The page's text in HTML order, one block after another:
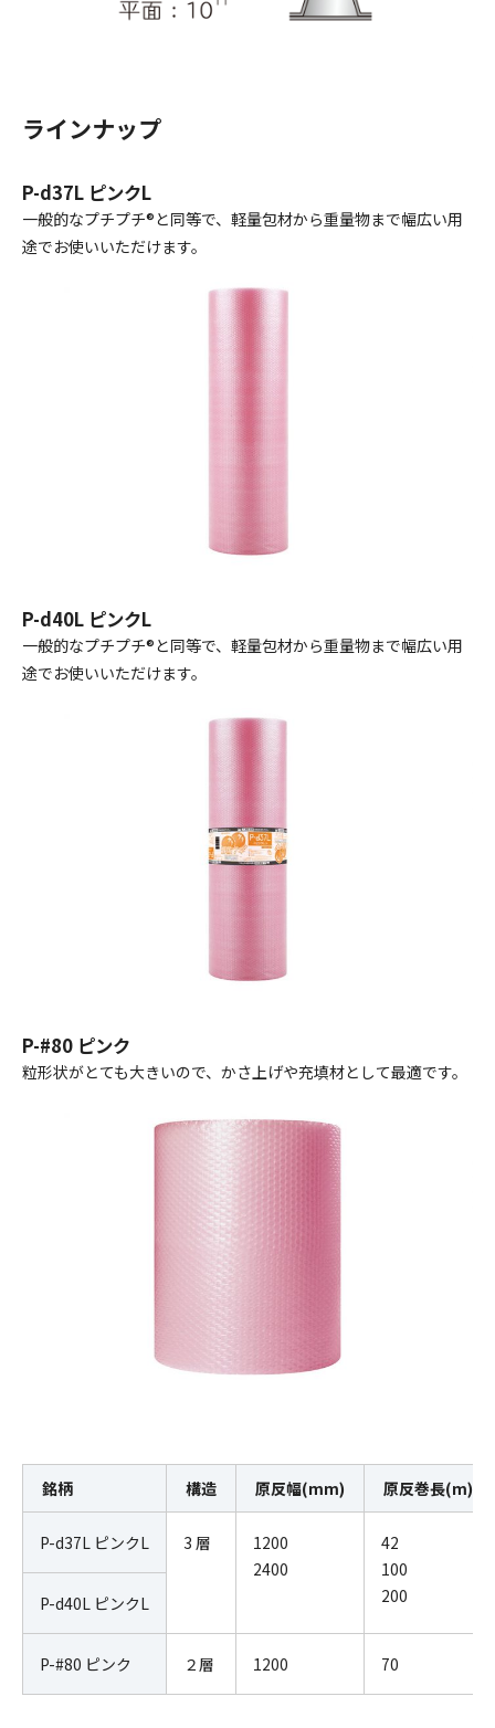
ラインナップ
P-d37L ピンクL
一般的なプチプチ®と同等で、軽量包材から重量物まで幅広い用
途でお使いいただけます。
P-d40L ピンクL
一般的なプチプチ®と同等で、軽量包材から重量物まで幅広い用
途でお使いいただけます。
P-#80 ピンク
粒形状がとても大きいので、かさ上げや充填材として最適です。
銘柄 構造 原反幅(mm) 原反巻長(m)
P-d37L ピンクL 3 層
1200
2400
42
100
200
P-d40L ピンクL
P-#80 ピンク ２層 1200 70